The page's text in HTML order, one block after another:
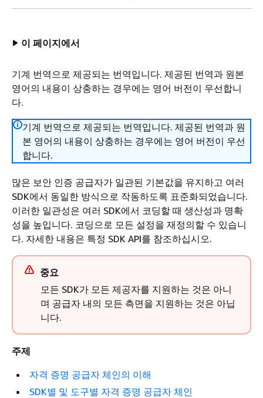
이 페이지에서
기계 번역으로 제공되는 번역입니다. 제공된 번역과 원본
영어의 내용이 상충하는 경우에는 영어 버전이 우선합니
다.
기계 번역으로 제공되는 번역입니다. 제공된 번역과 원
본 영어의 내용이 상충하는 경우에는 영어 버전이 우선
합니다.
많은 보안 인증 공급자가 일관된 기본값을 유지하고 여러
SDK에서 동일한 방식으로 작동하도록 표준화되었습니다.
이러한 일관성은 여러 SDK에서 코딩할 때 생산성과 명확
성을 높입니다. 코딩으로 모든 설정을 재정의할 수 있습니
다. 자세한 내용은 특정 SDK API를 참조하십시오.
중요
모든 SDK가 모든 제공자를 지원하는 것은 아니
며 공급자 내의 모든 측면을 지원하는 것은 아닙
니다.
주제
자격 증명 공급자 체인의 이해
SDK별 및 도구별 자격 증명 공급자 체인